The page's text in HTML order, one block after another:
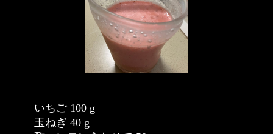
いちご 100 g
玉ねぎ 40 g